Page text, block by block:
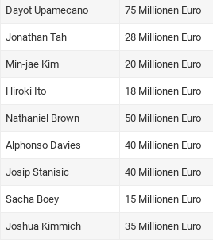
Dayot Upamecano 75 Millionen Euro
Jonathan Tah 28 Millionen Euro
Min-jae Kim 20 Millionen Euro
Hiroki Ito 18 Millionen Euro
Nathaniel Brown 50 Millionen Euro
Alphonso Davies 40 Millionen Euro
Josip Stanisic 40 Millionen Euro
Sacha Boey 15 Millionen Euro
Joshua Kimmich 35 Millionen Euro